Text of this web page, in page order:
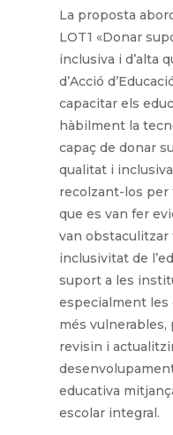
La proposta
LOT1 «Donar
inclusiva i d’alta
d’Acció
capacitar els
hàbilment la
capaç de donar
qualitat i
recolzant-los per
que es van fer
van obstaculitzar
inclusivitat de
suport a les
especialment les
més
revisin i
educativa
escolar integral.